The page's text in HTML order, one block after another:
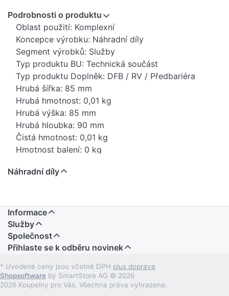
Podrobnosti o produktu
Oblast použití: Komplexní
Koncepce výrobku: Náhradní díly
Segment výrobků: Služby
Typ produktu BU: Technická součást
Typ produktu Doplněk: DFB / RV / Předbariéra
Hrubá šířka: 85 mm
Hrubá hmotnost: 0,01 kg
Hrubá výška: 85 mm
Hrubá hloubka: 90 mm
Čistá hmotnost: 0,01 kg
Hmotnost balení: 0 kg
EAN: 4029011980534
Novinka: Ne
Prodejní program: Ano
Kód produktu: 84819000
Náhradní díly
Informace
Služby
Společnost
Přihlaste se k odběru novinek
* Uvedené ceny jsou včetně DPH plus doprava
Shopsoftware by SmartStore AG © 2026
2026 Koupelny pro Vás. Všechna práva vyhrazena.